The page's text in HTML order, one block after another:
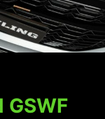
GSWF